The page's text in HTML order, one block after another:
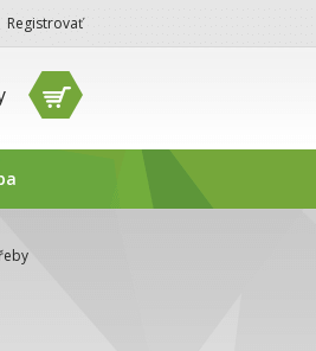
Registrovať